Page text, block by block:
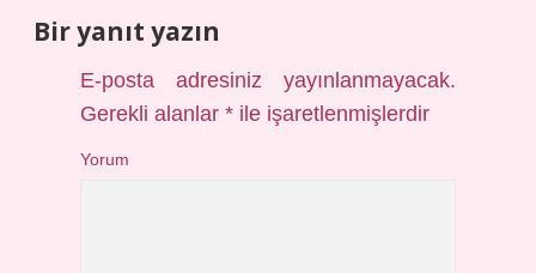
Bir yanıt yazın
E-posta adresiniz yayınlanmayacak.
Gerekli alanlar* ile işaretlenmişlerdir
Yorum